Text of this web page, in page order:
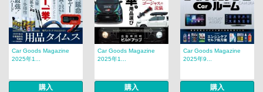
Car Goods Magazine
2025年1...
購入
Car Goods Magazine
2025年1...
購入
Car Goods Magazine
2025年9...
購入